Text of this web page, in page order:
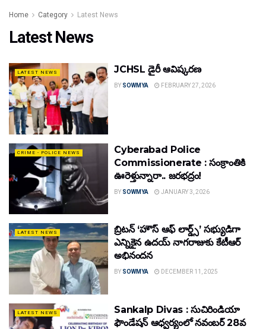
Home Category Latest News
Latest News
LATEST NEWS JCHSL డైరీ ఆవిష్కరణ
BY SOWMYA FEBRUARY 27, 2026
CRIME - POLICE NEWS
Cyberabad Police
Commissionerate : సంక్రాంతికి
ఊరెళ్తున్నారా.. జరభద్రం!
BY SOWMYA JANUARY 3, 2026
LATEST NEWS
బ్రిటన్ ‘హౌస్ ఆఫ్ లార్డ్స్’ సభ్యుడిగా
ఎన్నికైన ఉదయ్ నాగరాజుకు కేటీఆర్
అభినందన
BY SOWMYA DECEMBER 11, 2025
LATEST NEWS
Sankalp Divas : సుచిరిండియా
ఫౌండేషన్ ఆధ్వర్యంలో నవంబర్ 28వ